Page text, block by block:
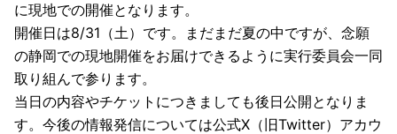
に現地での開催となります。
開催日は8/31（土）です。まだまだ夏の中ですが、念願
の静岡での現地開催をお届けできるように実行委員会一同
取り組んで参ります。
当日の内容やチケットにつきましても後日公開となりま
す。今後の情報発信については公式X（旧Twitter）アカウ